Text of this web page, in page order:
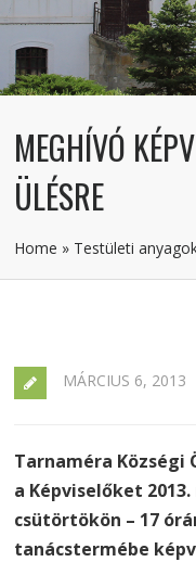
MEGHÍVÓ
ÜLÉSRE
Home » Testületi
MÁRCIUS 6, 2013
Tarnaméra
a Képviselőket
csütörtökön – 17
tanácstermébe